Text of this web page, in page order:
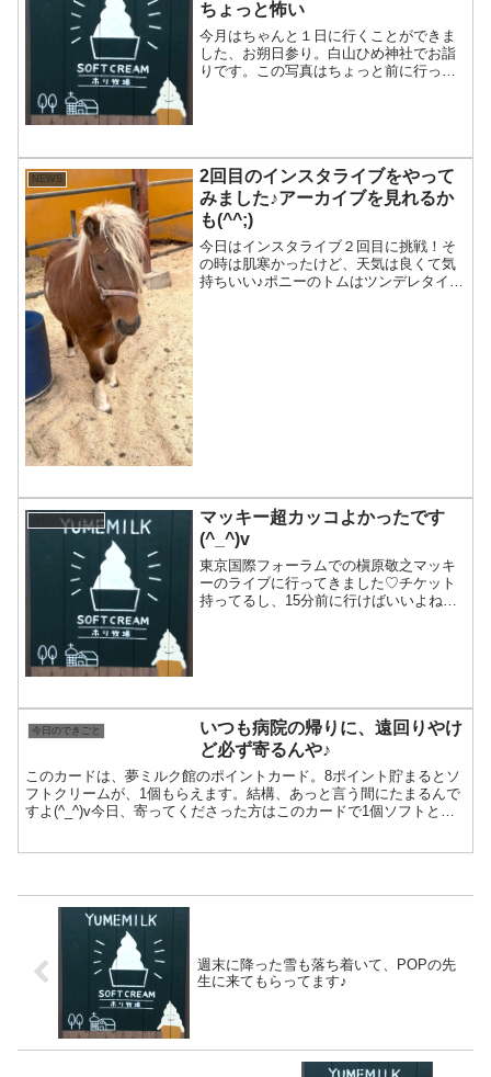
ちょっと怖い
今月はちゃんと１日に行くことができま
した、お朔日参り。白山ひめ神社でお詣
りです。この写真はちょっと前に行った
NEWS
2回目のインスタライブをやって
みました♪アーカイブを見れるか
も(^^;)
今日はインスタライブ２回目に挑戦！そ
の時は肌寒かったけど、天気は良くて気
持ちいい♪ポニーのトムはツンデレタイプ
今日のできごと
マッキー超カッコよかったです
(^_^)v
東京国際フォーラムでの槇原敬之マッキ
ーのライブに行ってきました♡チケット
持ってるし、15分前に行けばいいよね~♪
今日のできごと
いつも病院の帰りに、遠回りやけ
ど必ず寄るんや♪
このカードは、夢ミルク館のポイントカード。8ポイント貯まるとソ
フトクリームが、1個もらえます。結構、あっと言う間にたまるんで
すよ(^_^)v今日、寄ってくださった方はこのカードで1個ソフトと引
週末に降った雪も落ち着いて、POPの先
生に来てもらってます♪